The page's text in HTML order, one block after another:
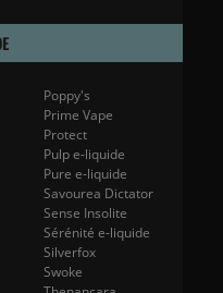
Poppy's
Prime Vape
Protect
Pulp e-liquide
Pure e-liquide
Savourea Dictator
Sense Insolite
Sérénité e-liquide
Silverfox
Swoke